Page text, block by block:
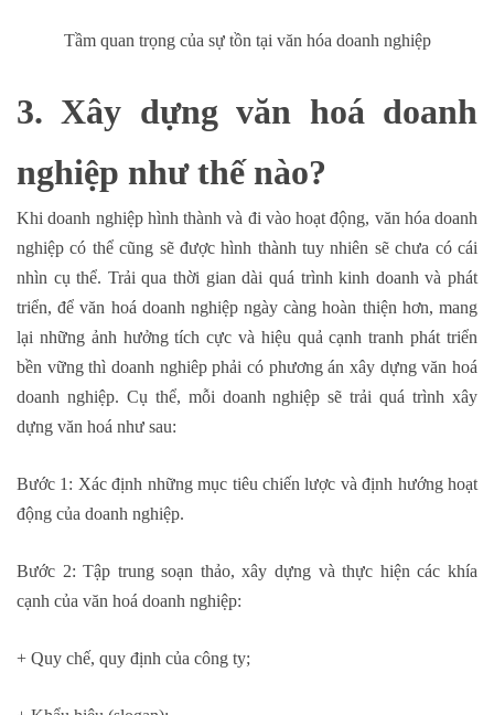
Tầm quan trọng của sự tồn tại văn hóa doanh nghiệp
3. Xây dựng văn hoá doanh
nghiệp như thế nào?
Khi doanh nghiệp hình thành và đi vào hoạt động, văn hóa doanh
nghiệp có thể cũng sẽ được hình thành tuy nhiên sẽ chưa có cái
nhìn cụ thể. Trải qua thời gian dài quá trình kinh doanh và phát
triển, để văn hoá doanh nghiệp ngày càng hoàn thiện hơn, mang
lại những ảnh hưởng tích cực và hiệu quả cạnh tranh phát triển
bền vững thì doanh nghiêp phải có phương án xây dựng văn hoá
doanh nghiệp. Cụ thể, mỗi doanh nghiệp sẽ trải quá trình xây
dựng văn hoá như sau:
Bước 1: Xác định những mục tiêu chiến lược và định hướng hoạt
động của doanh nghiệp.
Bước 2: Tập trung soạn thảo, xây dựng và thực hiện các khía
cạnh của văn hoá doanh nghiệp:
+ Quy chế, quy định của công ty;